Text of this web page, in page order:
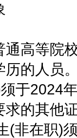
等院校
历的人员
于2024
求的其他
(非在职)